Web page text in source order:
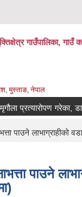
गाउँपालिका, गाउँ
मुस्ताङ, नेपाल
प्रत्यारोपण गरेका,
पाउने लाभाग्राहीको
पाउने